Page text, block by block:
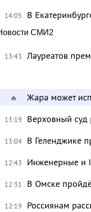
14:05 В
СМИ2
13:43 Лауреатов
🔥 Жара может
13:19 Верховный
13:04 В Геленджике
12:43 Инженерные и
12:31 В Омске
12:19 Россиянам